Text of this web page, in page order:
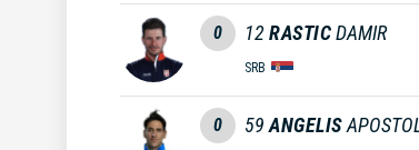
0 12 RASTICDAMIR
SRB
0 59 ANGELIS